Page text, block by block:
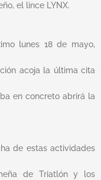
el lince LYNX.
lunes 18 de mayo,
acoja la última cita
en concreto abrirá la
de estas actividades
de Triatlón y los